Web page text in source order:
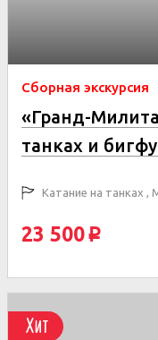
Сборная экскурсия
«Гранд-
танках и
Катание на танках ,
23 500 p
Хит